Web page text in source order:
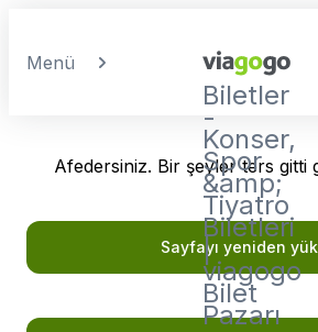
Menü
Biletler
-
Konser,
Spor
&amp;
Tiyatro
Biletleri
|
viagogo
Bilet
Pazarı
Afedersiniz. Bir şeyler ters gitti
Sayfayı yeniden